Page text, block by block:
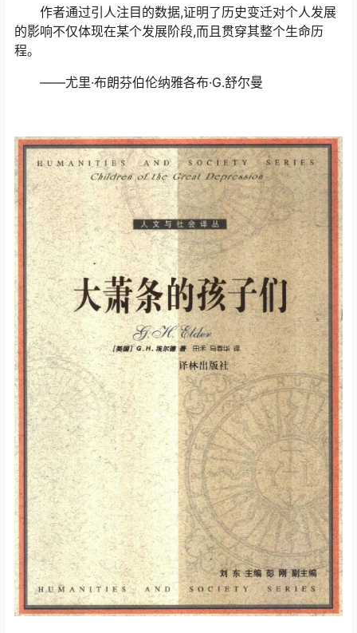
作者通过引人注目的数据,证明了历史变迁对个人发展
的影响不仅体现在某个发展阶段,而且贯穿其整个生命历
程。
――尤里·布朗芬伯伦纳雅各布·G.舒尔曼